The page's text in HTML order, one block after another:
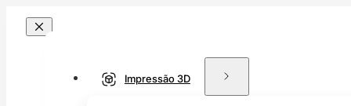
Impressão 3D